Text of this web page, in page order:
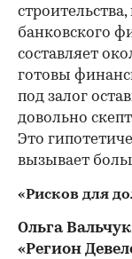
банковского
составляет
готовы
под залог
довольно
Это
вызывает
«Рисков для
Ольга
«Регион